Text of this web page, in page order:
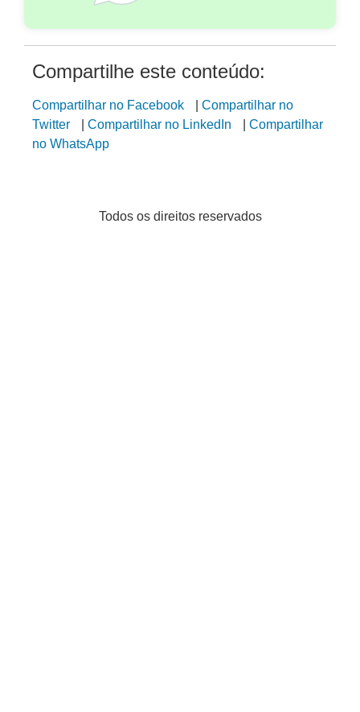
Compartilhe este conteúdo:
Compartilhar no Facebook
Compartilhar no
Twitter
Compartilhar no LinkedIn
Compartilhar
no WhatsApp
Todos os direitos reservados